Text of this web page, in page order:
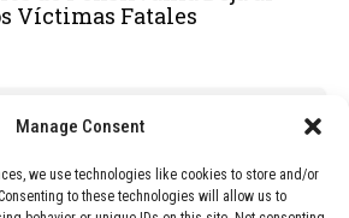
Manage Consent
we use technologies like cookies to store and/or
to these technologies will allow us to
Víctimas Fatales